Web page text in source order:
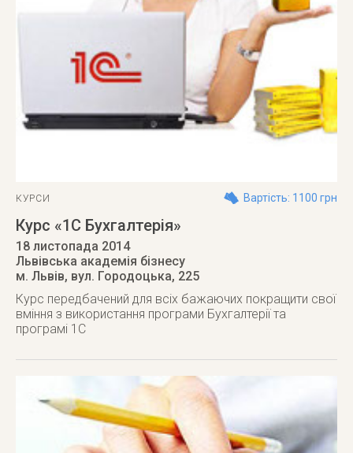
КУРСИ Вартість: 1100 грн
Курс «1С Бухгалтерія»
18 листопада 2014
Львівська академія бізнесу
м. Львів, вул. Городоцька, 225
Курс передбачений для всіх бажаючих покращити свої
вміння з використання програми Бухгалтерії та
програмі 1С